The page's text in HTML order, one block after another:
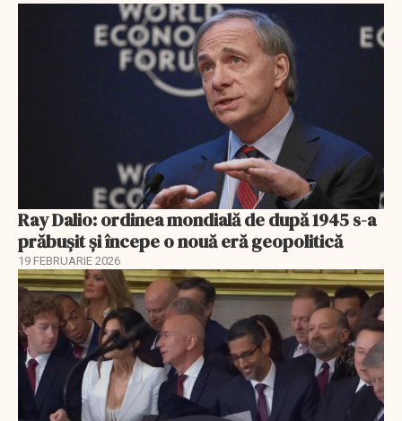
Ray Dalio: ordinea mondială de după 1945 s-a
prăbușit și începe o nouă eră geopolitică
19 FEBRUARIE 2026